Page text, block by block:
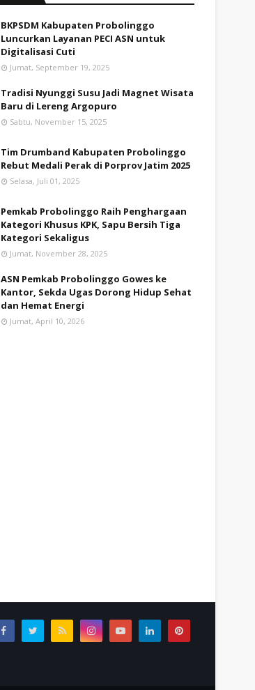
BKPSDM Kabupaten Probolinggo
Luncurkan Layanan PECI ASN untuk
Digitalisasi Cuti
Jumat, September 19, 2025
Tradisi Nyunggi Susu Jadi Magnet Wisata
Baru di Lereng Argopuro
Sabtu, November 15, 2025
Tim Drumband Kabupaten Probolinggo
Rebut Medali Perak di Porprov Jatim 2025
Selasa, Juli 01, 2025
Pemkab Probolinggo Raih Penghargaan
Kategori Khusus KPK, Sapu Bersih Tiga
Kategori Sekaligus
Jumat, November 28, 2025
ASN Pemkab Probolinggo Gowes ke
Kantor, Sekda Ugas Dorong Hidup Sehat
dan Hemat Energi
Jumat, April 10, 2026